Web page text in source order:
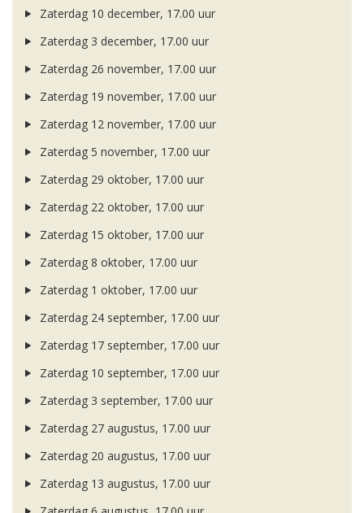
Zaterdag 10 december, 17.00 uur
Zaterdag 3 december, 17.00 uur
Zaterdag 26 november, 17.00 uur
Zaterdag 19 november, 17.00 uur
Zaterdag 12 november, 17.00 uur
Zaterdag 5 november, 17.00 uur
Zaterdag 29 oktober, 17.00 uur
Zaterdag 22 oktober, 17.00 uur
Zaterdag 15 oktober, 17.00 uur
Zaterdag 8 oktober, 17.00 uur
Zaterdag 1 oktober, 17.00 uur
Zaterdag 24 september, 17.00 uur
Zaterdag 17 september, 17.00 uur
Zaterdag 10 september, 17.00 uur
Zaterdag 3 september, 17.00 uur
Zaterdag 27 augustus, 17.00 uur
Zaterdag 20 augustus, 17.00 uur
Zaterdag 13 augustus, 17.00 uur